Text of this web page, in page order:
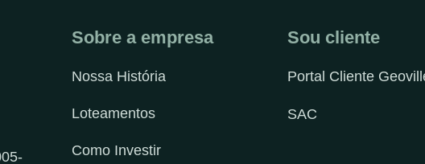
Sobre a empresa
Nossa História
Loteamentos
Como Investir
Sou cliente
Portal Cliente
SAC